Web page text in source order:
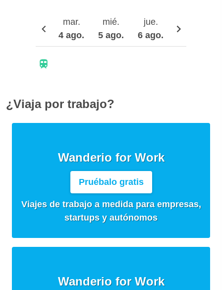
mar.
4 ago.
mié.
5 ago.
jue.
6 ago.
7 ago.
¿Viaja por trabajo?
Wanderio for Work
Pruébalo gratis
Viajes de trabajo a medida para empresas,
startups y autónomos
Wanderio for Work